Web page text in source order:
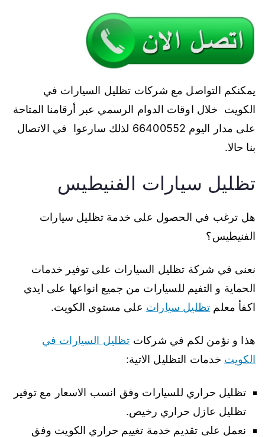
يمكنكم التواصل مع شركات تظليل السيارات في
الكويت خلال اوقات الدوام الرسمي عبر أرقامنا المتاحة
على مدار اليوم 66400552 لذلك سارعوا في الاتصال
بنا حالا.
تظليل سيارات الفنيطيس
هل ترغب في الحصول على خدمة تظليل سيارات
الفنيطيس؟
نعنى في شركة تظليل السيارات على توفير خدمات
الحماية و التفيم للسيارات من جميع انواعها على ايدي
اكفأ معلم تظليل سيارات على مستوى الكويت.
هذا و نؤمن لكم في شركات تظليل السيارات في
الكويت خدمات التظليل الاتية:
تظليل حراري للسيارات وفق انسب الاسعار مع توفير
تظليل عازل حراري رخيص.
نعمل على تقديم خدمة تغييم حراري الكويت وفق